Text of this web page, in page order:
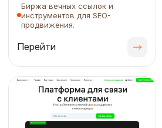
Биржа вечных ссылок и
инструментов для SEO-
продвижения.
Перейти